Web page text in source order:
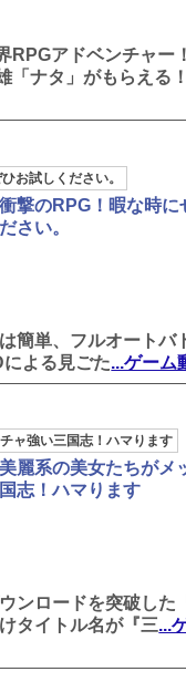
RPGアドベンチャー
「ナタ」がもらえる！
お試しください。
衝撃のRPG！暇な時に
ださい。
簡単、フルオートバ
よる見ごた...ゲーム
ャ強い三国志！ハマります
美麗系の美女たちがメ
国志！ハマります
ンロードを突破した
タイトル名が『三...